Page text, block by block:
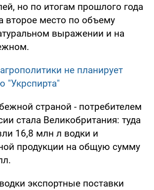
но по итогам прошлого года
второе место по объему
выражении и на
не планирует
"Укрспирта"
страной - потребителем
стала Великобритания: туда
16,8 млн л водки и
продукции на общую сумму
экспортные поставки